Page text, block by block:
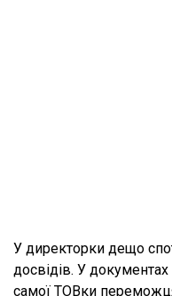
У директорки дещо
досвідів. У
самої ТОВки